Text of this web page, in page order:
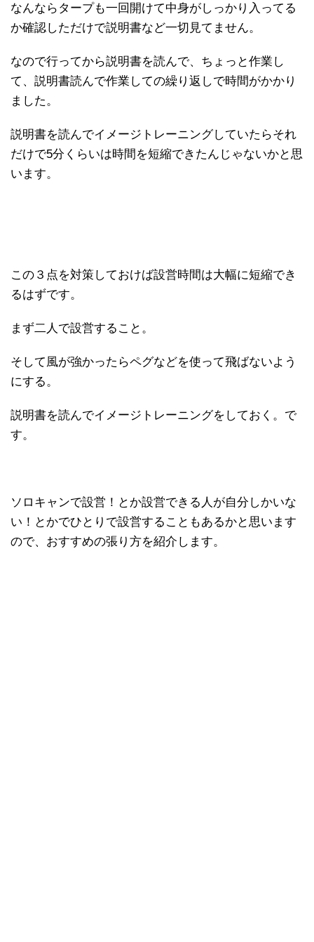
なんならタープも一回開けて中身がしっかり入ってる
か確認しただけで説明書など一切見てません。
なので行ってから説明書を読んで、ちょっと作業し
て、説明書読んで作業しての繰り返しで時間がかかり
ました。
説明書を読んでイメージトレーニングしていたらそれ
だけで5分くらいは時間を短縮できたんじゃないかと思
います。
この３点を対策しておけば設営時間は大幅に短縮でき
るはずです。
まず二人で設営すること。
そして風が強かったらペグなどを使って飛ばないよう
にする。
説明書を読んでイメージトレーニングをしておく。で
す。
ソロキャンで設営！とか設営できる人が自分しかいな
い！とかでひとりで設営することもあるかと思います
ので、おすすめの張り方を紹介します。